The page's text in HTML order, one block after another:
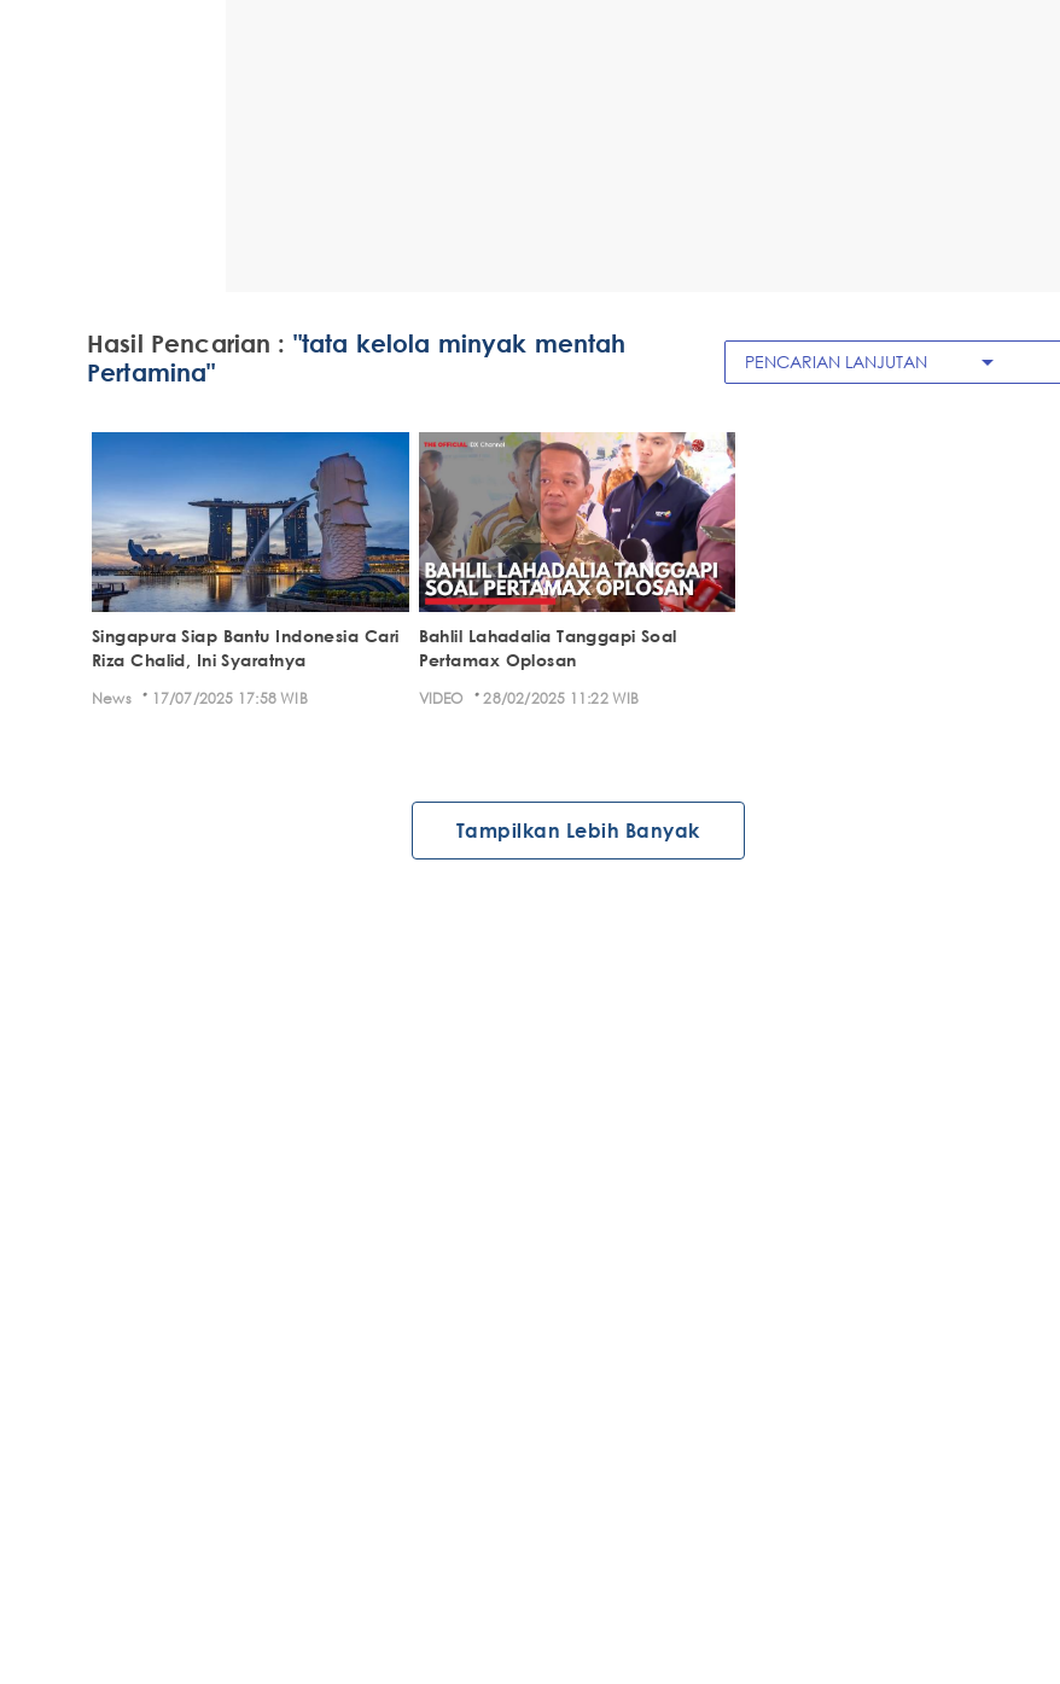
Hasil Pencarian : "tata kelola minyak mentah
Pertamina"
PENCARIAN LANJUTAN arrow_drop_down
Singapura Siap Bantu Indonesia Cari
Riza Chalid, Ini Syaratnya
News · 17/07/2025 17:58 WIB
Bahlil Lahadalia Tanggapi Soal
Pertamax Oplosan
VIDEO · 28/02/2025 11:22 WIB
Tampilkan Lebih Banyak